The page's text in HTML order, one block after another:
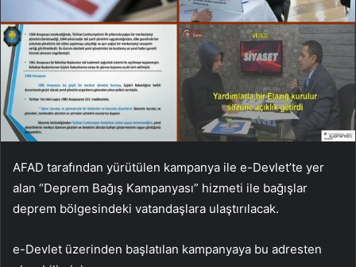
AFAD tarafından yürütülen kampanya ile e-Devlet’te yer
alan “Deprem Bağış Kampanyası” hizmeti ile bağışlar
deprem bölgesindeki vatandaşlara ulaştırılacak.
e-Devlet üzerinden başlatılan kampanyaya bu adresten